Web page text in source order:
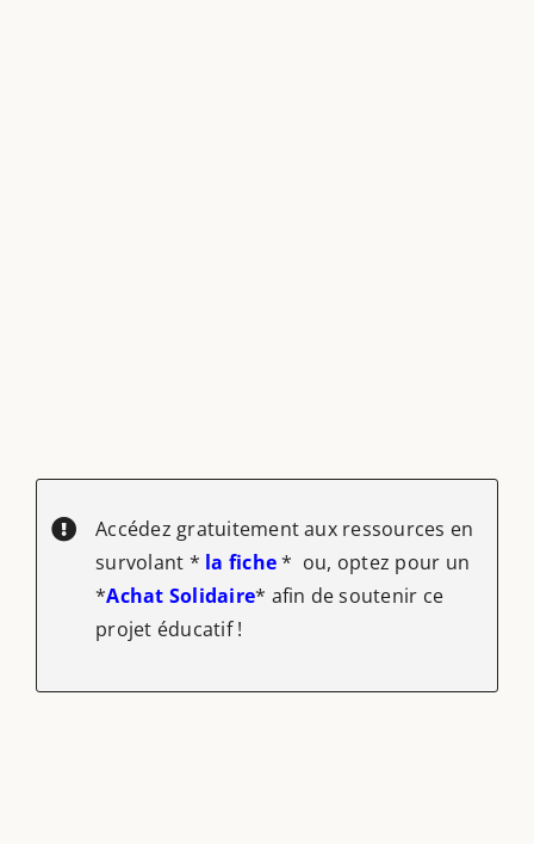
Accédez gratuitement aux ressources en
survolant * la fiche* ou, optez pour un
*Achat Solidaire* afin de soutenir ce
projet éducatif !